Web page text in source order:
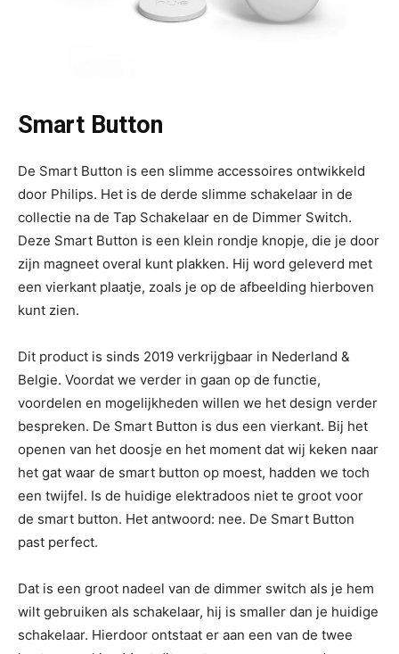
Smart Button
De Smart Button is een slimme accessoires ontwikkeld
door Philips. Het is de derde slimme schakelaar in de
collectie na de Tap Schakelaar en de Dimmer Switch.
Deze Smart Button is een klein rondje knopje, die je door
zijn magneet overal kunt plakken. Hij word geleverd met
een vierkant plaatje, zoals je op de afbeelding hierboven
kunt zien.
Dit product is sinds 2019 verkrijgbaar in Nederland &
Belgie. Voordat we verder in gaan op de functie,
voordelen en mogelijkheden willen we het design verder
bespreken. De Smart Button is dus een vierkant. Bij het
openen van het doosje en het moment dat wij keken naar
het gat waar de smart button op moest, hadden we toch
een twijfel. Is de huidige elektradoos niet te groot voor
de smart button. Het antwoord: nee. De Smart Button
past perfect.
Dat is een groot nadeel van de dimmer switch als je hem
wilt gebruiken als schakelaar, hij is smaller dan je huidige
schakelaar. Hierdoor ontstaat er aan een van de twee